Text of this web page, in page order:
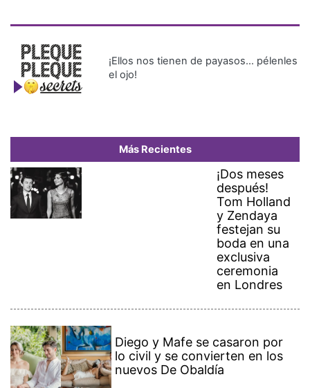
¡Ellos nos tienen de payasos… pélenles
el ojo!
Más Recientes
¡Dos meses
después!
Tom Holland
y Zendaya
festejan su
boda en una
exclusiva
ceremonia
en Londres
Diego y Mafe se casaron por
lo civil y se convierten en los
nuevos De Obaldía